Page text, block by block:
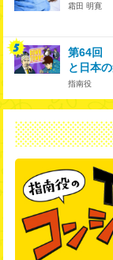
霜田 明寛
第64回
と日本
指南役